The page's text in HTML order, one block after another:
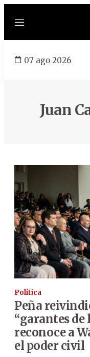
Menú
07 ago 2026
Juan
Política
Peña
“garantes de
reconoce a
el poder civil